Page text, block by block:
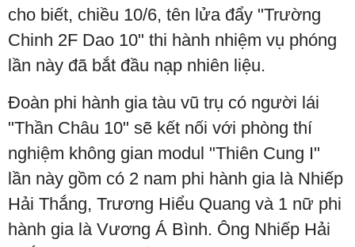
cho biết, chiều 10/6, tên lửa đẩy "Trường
Chinh 2F Dao 10" thi hành nhiệm vụ phóng
lần này đã bắt đầu nạp nhiên liệu.
Đoàn phi hành gia tàu vũ trụ có người lái
"Thần Châu 10" sẽ kết nối với phòng thí
nghiệm không gian modul "Thiên Cung I"
lần này gồm có 2 nam phi hành gia là Nhiếp
Hải Thắng, Trương Hiểu Quang và 1 nữ phi
hành gia là Vương Á Bình. Ông Nhiếp Hải